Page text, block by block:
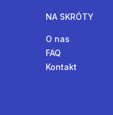
NA SKRÓTY
O nas
FAQ
Kontakt